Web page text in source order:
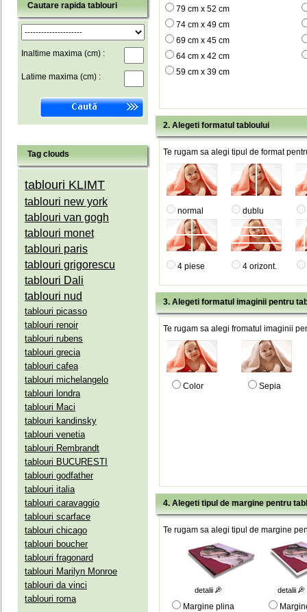
Cautare rapida tablouri
Inaltime maxima (cm) :
Latime maxima (cm) :
Tag clouds
tablouri KLIMT
tablouri new york
tablouri van gogh
tablouri monet
tablouri paris
tablouri grigorescu
tablouri Dali
tablouri nud
tablouri picasso
tablouri renoir
tablouri rubens
tablouri grecia
tablouri cafea
tablouri michelangelo
tablouri londra
tablouri Maci
tablouri kandinsky
tablouri venetia
tablouri Rembrandt
tablouri BUCURESTI
tablouri godfather
tablouri italia
tablouri caravaggio
tablouri scarface
tablouri chicago
tablouri boucher
tablouri fragonard
tablouri Marilyn Monroe
tablouri da vinci
tablouri roma
79 cm x 52 cm
74 cm x 49 cm
69 cm x 45 cm
64 cm x 42 cm
59 cm x 39 cm
2. Alegeti formatul tabloului
Te rugam sa alegi tipul de format
normal dublu
4 piese 4 orizont.
3. Alegeti formatul imaginii pentru
Te rugam sa alegi fromatul imaginii
Color Sepia
4. Alegeti tipul de margine pentru
Te rugam sa alegi tipul de margine
detalii detalii
Margine plina